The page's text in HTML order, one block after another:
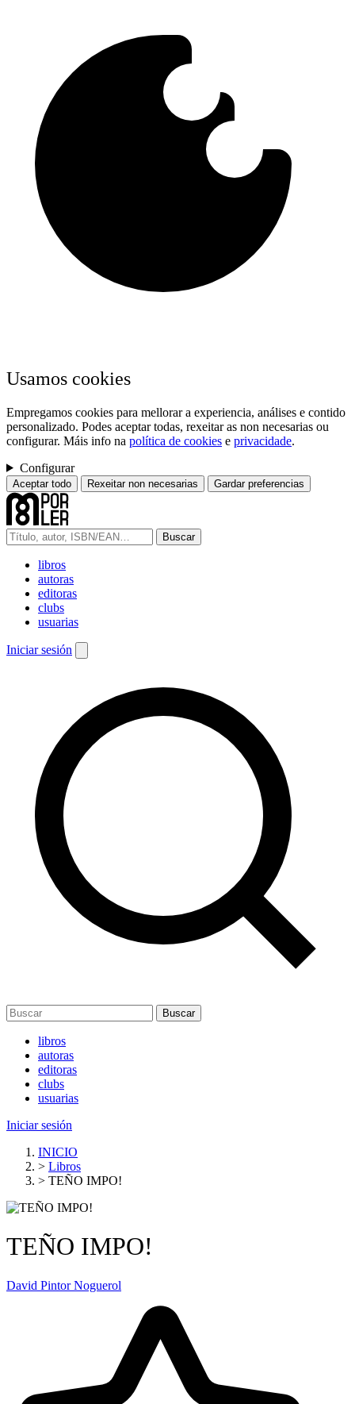
Usamos cookies
Empregamos cookies para mellorar a experiencia, análises e contido
personalizado. Podes aceptar todas, rexeitar as non necesarias ou
configurar. Máis info na política de cookies e privacidade.
Configurar
Aceptar todo Rexeitar non necesarias Gardar preferencias
Buscar
libros
autoras
editoras
clubs
usuarias
Iniciar sesión
Buscar
libros
autoras
editoras
clubs
usuarias
Iniciar sesión
INICIO
> Libros
> TEÑO IMPO!
TEÑO IMPO!
David Pintor Noguerol